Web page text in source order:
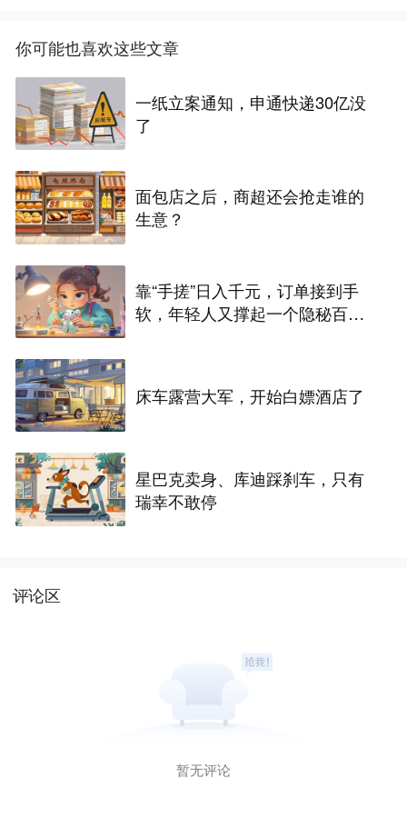
你可能也喜欢这些文章
一纸立案通知，申通快递30亿没
了
面包店之后，商超还会抢走谁的
生意？
靠“手搓”日入千元，订单接到手
软，年轻人又撑起一个隐秘百亿
床车露营大军，开始白嫖酒店了
星巴克卖身、库迪踩刹车，只有
瑞幸不敢停
评论区
暂无评论